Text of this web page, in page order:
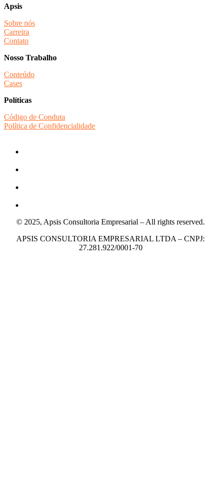
Apsis
Sobre nós
Carreira
Contato
Nosso Trabalho
Conteúdo
Cases
Políticas
Código de Conduta
Política de Confidencialidade
© 2025, Apsis Consultoria Empresarial – All rights reserved.
APSIS CONSULTORIA EMPRESARIAL LTDA – CNPJ:
27.281.922/0001-70